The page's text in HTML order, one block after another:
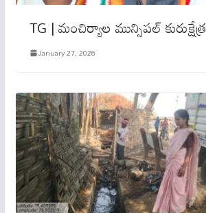
TG | మంచిర్యాల మున్సిపల్
January 27, 2026